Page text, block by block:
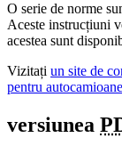
O serie de norme
Aceste instrucțiuni
acestea sunt
Vizitați un site de
pentru
versiunea